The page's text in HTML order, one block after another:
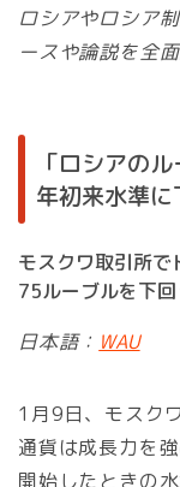
ロシアやロシア
ースや論説を全
「ロシアの
年初来水準に
モスクワ取引所
75ルーブルを下
日本語： WAU
1月9日、モスク
通貨は成長力を
開始したときの